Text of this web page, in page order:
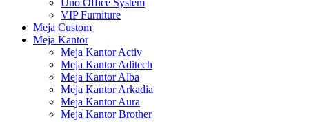
Uno Office System
VIP Furniture
Meja Custom
Meja Kantor
Meja Kantor Activ
Meja Kantor Aditech
Meja Kantor Alba
Meja Kantor Arkadia
Meja Kantor Aura
Meja Kantor Brother